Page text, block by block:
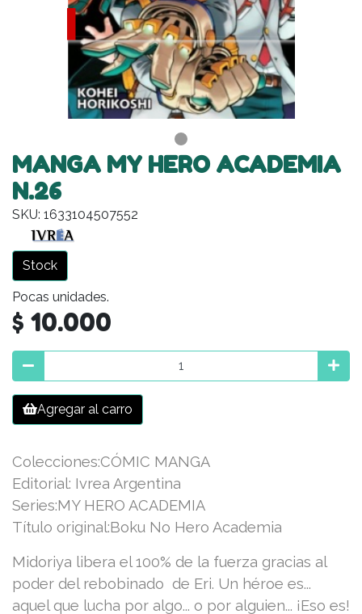
MANGA MY HERO ACADEMIA
N.26
SKU: 1633104507552
Stock
Pocas unidades.
$ 10.000
Agregar al carro
Colecciones:CÓMIC MANGA
Editorial: Ivrea Argentina
Series:MY HERO ACADEMIA
Título original:Boku No Hero Academia
Midoriya libera el 100% de la fuerza gracias al
poder del rebobinado de Eri. Un héroe es...
aquel que lucha por algo... o por alguien... ¡Eso es!